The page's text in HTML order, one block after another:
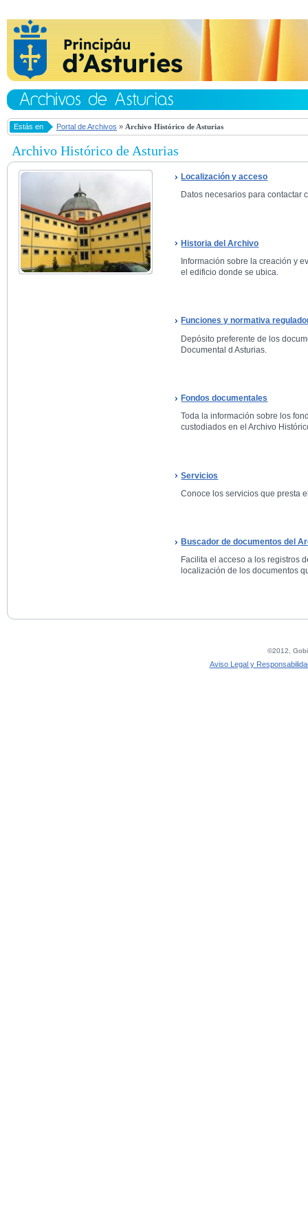
Estás en Portal de Archivos » Archivo Histórico de Asturias
Archivo Histórico de Asturias
Localización y acceso
Datos necesarios para contactar
Historia del Archivo
Información sobre la creación y
el edificio donde se ubica.
Funciones y normativa
Depósito preferente de los
Documental d Asturias.
Fondos documentales
Toda la información sobre los
custodiados en el Archivo
Servicios
Conoce los servicios que presta
Buscador de documentos del
Facilita el acceso a los registros
localización de los documentos
©2012,
Aviso Legal y